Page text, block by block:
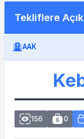
Tekliflere Açık
AAK
156 0